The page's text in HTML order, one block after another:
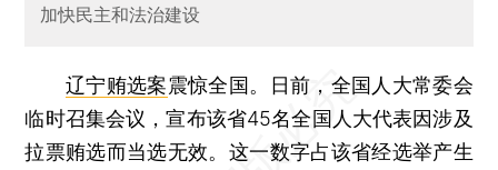
加快民主和法治建设
辽宁贿选案震惊全国。日前，全国人大常委会
临时召集会议，宣布该省45名全国人大代表因涉及
拉票贿选而当选无效。这一数字占该省经选举产生